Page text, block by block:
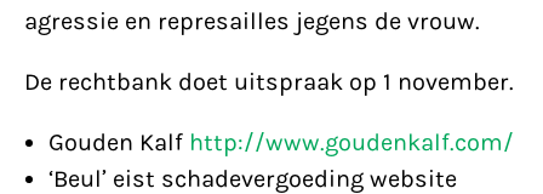
agressie en represailles jegens de vrouw.
De rechtbank doet uitspraak op 1 november.
Gouden Kalf http://www.goudenkalf.com/
‘Beul’ eist schadevergoeding website